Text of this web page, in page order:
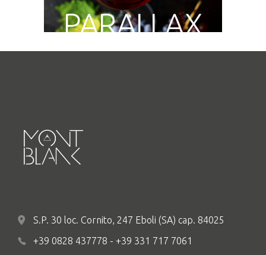
PARALLAX
S.P. 30 loc. Cornito, 247 Eboli (SA) cap. 84025
+39 0828 437778 - +39 331 717 7061